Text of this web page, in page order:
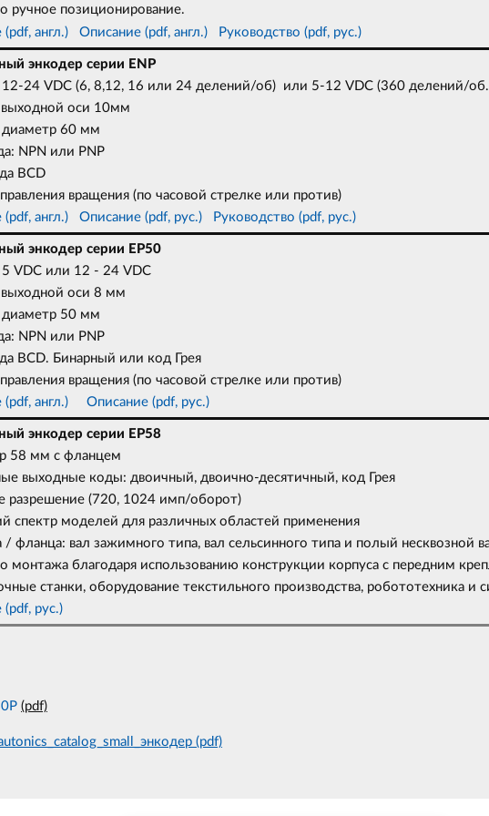
ручное позиционирование.
англ.)
Описание (pdf, англ.) Руководство (pdf, рус.)
энкодер серии ENP
12-24 VDC (6, 8,12, 16 или 24 делений/об) или 5-12 VDC (360 делений/
оси 10мм
60 мм
NPN или PNP
BCD
вращения (по часовой стрелке или против)
англ.)
Описание (pdf, рус.) Руководство (pdf, рус.)
энкодер серии EP50
5 VDC или 12 - 24 VDC
оси 8 мм
50 мм
NPN или PNP
BCD. Бинарный или код Грея
вращения (по часовой стрелке или против)
англ.)
Описание (pdf, рус.)
энкодер серии EP58
58 мм с фланцем
выходные коды: двоичный, двоично-десятичный, код Грея
разрешение (720, 1024 имп/оборот)
спектр моделей для различных областей применения
/ фланца: вал зажимного типа, вал сельсинного типа и полый несквозной
монтажа благодаря использованию конструкции корпуса с передним
станки, оборудование текстильного производства, робототехника и
рус.)
(pdf)
(pdf)